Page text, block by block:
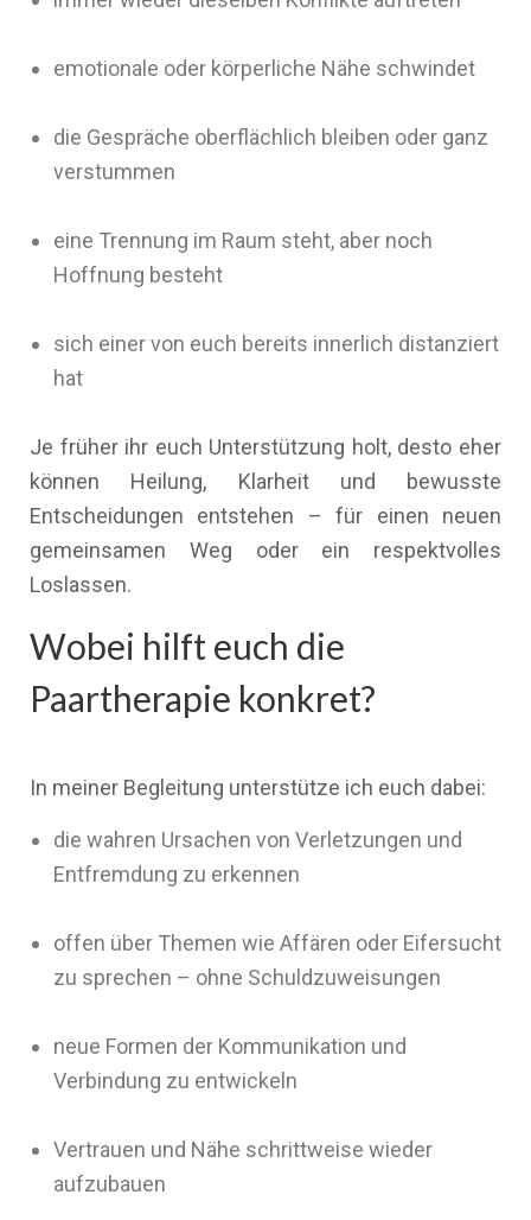
emotionale oder körperliche Nähe schwindet
die Gespräche oberflächlich bleiben oder ganz
verstummen
eine Trennung im Raum steht, aber noch
Hoffnung besteht
sich einer von euch bereits innerlich distanziert
hat
Je früher ihr euch Unterstützung holt, desto eher
können Heilung, Klarheit und bewusste
Entscheidungen entstehen – für einen neuen
gemeinsamen Weg oder ein respektvolles
Loslassen.
Wobei hilft euch die
Paartherapie konkret?
In meiner Begleitung unterstütze ich euch dabei:
die wahren Ursachen von Verletzungen und
Entfremdung zu erkennen
offen über Themen wie Affären oder Eifersucht
zu sprechen – ohne Schuldzuweisungen
neue Formen der Kommunikation und
Verbindung zu entwickeln
Vertrauen und Nähe schrittweise wieder
aufzubauen